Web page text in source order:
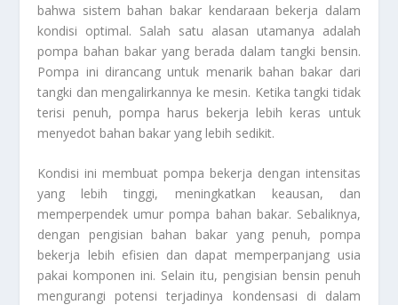
bahwa sistem bahan bakar kendaraan bekerja dalam
kondisi optimal. Salah satu alasan utamanya adalah
pompa bahan bakar yang berada dalam tangki bensin.
Pompa ini dirancang untuk menarik bahan bakar dari
tangki dan mengalirkannya ke mesin. Ketika tangki tidak
terisi penuh, pompa harus bekerja lebih keras untuk
menyedot bahan bakar yang lebih sedikit.
Kondisi ini membuat pompa bekerja dengan intensitas
yang lebih tinggi, meningkatkan keausan, dan
memperpendek umur pompa bahan bakar. Sebaliknya,
dengan pengisian bahan bakar yang penuh, pompa
bekerja lebih efisien dan dapat memperpanjang usia
pakai komponen ini. Selain itu, pengisian bensin penuh
mengurangi potensi terjadinya kondensasi di dalam